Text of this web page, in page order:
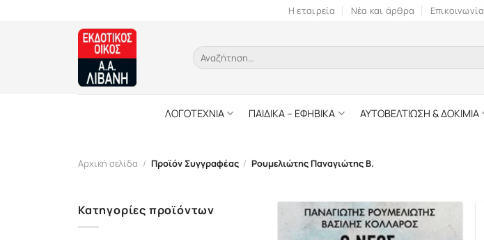
Η εταιρεία Νέα και άρθρα Επικοινωνία
Αναζήτηση
για:
ΛΟΓΟΤΕΧΝΙΑ ΠΑΙΔΙΚΑ – ΕΦΗΒΙΚΑ ΑΥΤΟΒΕΛΤΙΩΣΗ & ΔΟΚΙΜΙΑ
Αρχική σελίδα / Προϊόν Συγγραφέας / Ρουμελιώτης Παναγιώτης Β.
Κατηγορίες προϊόντων